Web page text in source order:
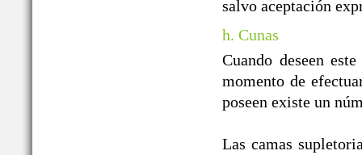
salvo aceptación
h. Cunas
Cuando deseen
momento de
poseen existe un
Las camas